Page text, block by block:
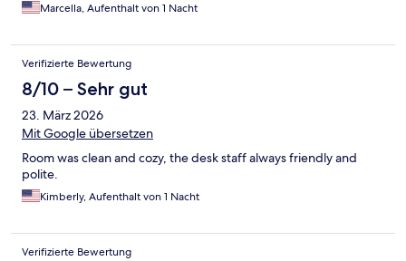
Marcella, Aufenthalt von 1 Nacht
Verifizierte Bewertung
8/10 – Sehr gut
23. März 2026
Mit Google übersetzen
Room was clean and cozy, the desk staff always friendly and
polite.
Kimberly, Aufenthalt von 1 Nacht
Verifizierte Bewertung